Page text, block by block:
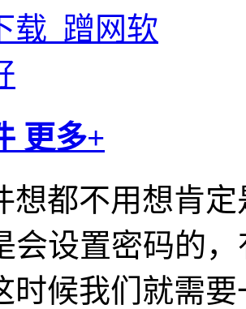
更多+
想都不用想肯
会设置密码的
时候我们就需